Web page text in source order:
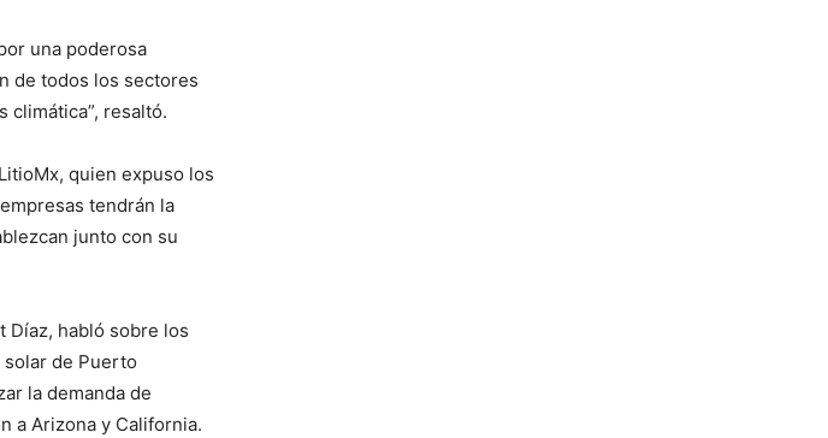
una poderosa
de todos los sectores
climática”, resaltó.
quien expuso los
tendrán la
junto con su
Díaz, habló sobre los
de Puerto
la demanda de
a Arizona y California.